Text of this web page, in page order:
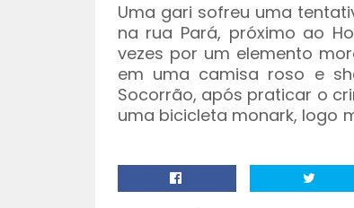
Uma gari sofreu uma
na rua Pará, próximo ao
vezes por um elemento
em uma camisa roso e
Socorrão, após praticar o
uma bicicleta monark, logo